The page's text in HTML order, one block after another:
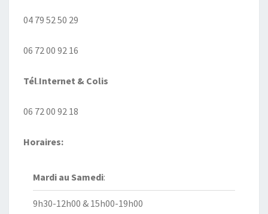
04 79 52 50 29
06 72 00 92 16
Tél.Internet & Colis
06 72 00 92 18
Horaires:
Mardi au Samedi:
9h30-12h00 & 15h00-19h00